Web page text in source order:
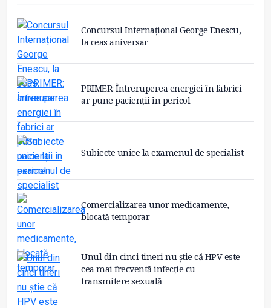
Concursul Internațional George Enescu,
la ceas aniversar
PRIMER: Întreruperea energiei în fabrici
ar pune pacienții în pericol
Subiecte unice la examenul de specialist
Comercializarea unor medicamente,
blocată temporar
Unul din cinci tineri nu știe că HPV este
cea mai frecventă infecție cu
transmitere sexuală